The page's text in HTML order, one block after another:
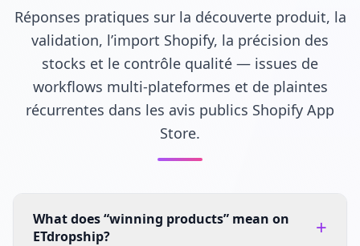
Réponses pratiques sur la découverte produit, la
validation, l’import Shopify, la précision des
stocks et le contrôle qualité — issues de
workflows multi-plateformes et de plaintes
récurrentes dans les avis publics Shopify App
Store.
What does “winning products” mean on
ETdropship?
+